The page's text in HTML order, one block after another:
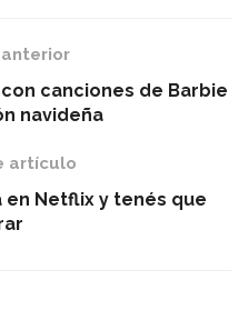
con canciones de Barbie
navideña
artículo
Netflix y tenés que